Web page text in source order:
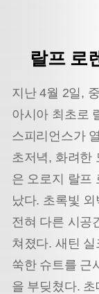
랄프 로
지난 4월 2일,
아시아 최초로
스피리언스가
초저녁, 화려한
은 오로지 랄프
났다. 초록빛
전혀 다른 시공
쳐졌다. 새틴
쑥한 슈트를 근
을 부딪쳤다.